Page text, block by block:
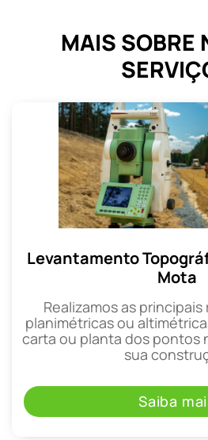
MAIS SOBRE
Levantamento
Mota
Realizamos as
planimétricas ou
carta ou planta dos pontos
sua
Saiba